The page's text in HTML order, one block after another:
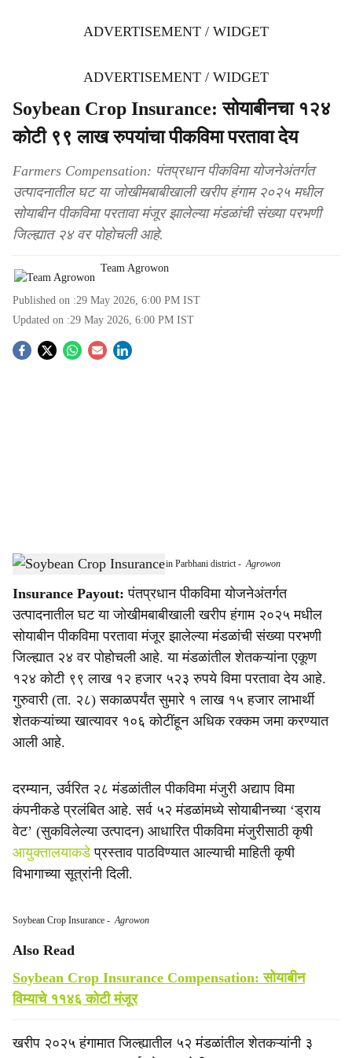
ADVERTISEMENT / WIDGET
ADVERTISEMENT / WIDGET
Soybean Crop Insurance: सोयाबीनचा १२४
कोटी ९९ लाख रुपयांचा पीकविमा परतावा देय
Farmers Compensation: पंतप्रधान पीकविमा योजनेअंतर्गत
उत्पादनातील घट या जोखीमबाबीखाली खरीप हंगाम २०२५ मधील
सोयाबीन पीकविमा परतावा मंजूर झालेल्या मंडळांची संख्या परभणी
जिल्ह्यात २४ वर पोहोचली आहे.
Team Agrowon
Published on :29 May 2026, 6:00 PM IST
Updated on :29 May 2026, 6:00 PM IST
S
a
r
e
soybean crop insurance refund approved in Parbhani district-Agrowon
Insurance Payout: पंतप्रधान पीकविमा योजनेअंतर्गत
उत्पादनातील घट या जोखीमबाबीखाली खरीप हंगाम २०२५ मधील
सोयाबीन पीकविमा परतावा मंजूर झालेल्या मंडळांची संख्या परभणी
जिल्ह्यात २४ वर पोहोचली आहे. या मंडळांतील शेतकऱ्यांना एकूण
१२४ कोटी ९९ लाख १२ हजार ५२३ रुपये विमा परतावा देय आहे.
गुरुवारी (ता. २८) सकाळपर्यंत सुमारे १ लाख १५ हजार लाभार्थी
शेतकऱ्यांच्या खात्यावर १०६ कोटींहून अधिक रक्कम जमा करण्यात
आली आहे.
दरम्यान, उर्वरित २८ मंडळांतील पीकविमा मंजुरी अद्याप विमा
कंपनीकडे प्रलंबित आहे. सर्व ५२ मंडळांमध्ये सोयाबीनच्या ‘ड्राय
वेट’ (सुकविलेल्या उत्पादन) आधारित पीकविमा मंजुरीसाठी कृषी
आयुक्तालयाकडेप्रस्ताव पाठविण्यात आल्याची माहिती कृषी
विभागाच्या सूत्रांनी दिली.
Soybean Crop Insurance -Agrowon
Also Read
Soybean Crop Insurance Compensation: सोयाबीन
विम्याचे ११४६ कोटी मंजूर
खरीप २०२५ हंगामात जिल्ह्यातील ५२ मंडळांतील शेतकऱ्यांनी ३